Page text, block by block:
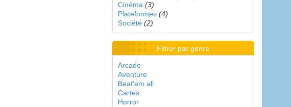
Cinéma (3)
Plateformes (4)
Société (2)
Filtrer par genre
Arcade
Aventure
Beat'em all
Cartes
Horror